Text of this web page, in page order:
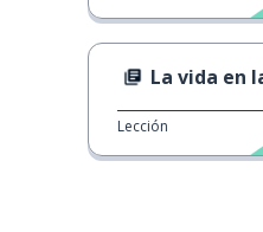
La vida en la Gran
Lección